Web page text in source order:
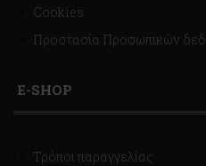
Cookies
Προστασία Προσωπικών
E-SHOP
Τρόποι παραγγελίας